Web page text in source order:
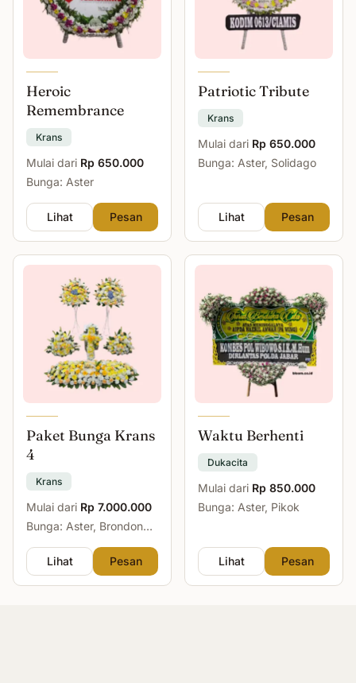
Heroic
Remembrance
Krans
Mulai dari Rp 650.000
Bunga: Aster
Lihat Pesan
Patriotic Tribute
Krans
Mulai dari Rp 650.000
Bunga: Aster, Solidago
Lihat Pesan
Paket Bunga Krans
4
Krans
Mulai dari Rp 7.000.000
Bunga: Aster, Brondong,
Lihat
Pesan
Waktu Berhenti
Dukacita
Mulai dari Rp 850.000
Bunga: Aster, Pikok
Lihat Pesan